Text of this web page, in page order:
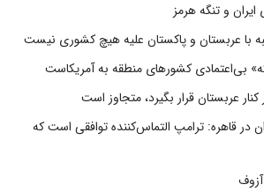
و تنگه هرمز
با عربستان و پاکستان علیه هیچ کشوری نیست
بی‌اعتمادی کشورهای منطقه به آمریکاست
عربستان قرار بگیرد، متجاوز است
در قاهره: ترامپ التماس‌کننده توافقی است که